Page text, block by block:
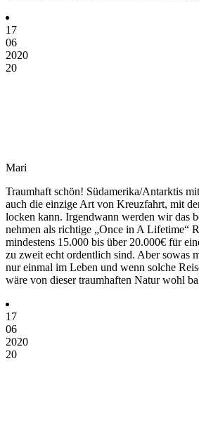
17
06
2020
20
Mari
Traumhaft schön! Südamerika/Antarktis
auch die einzige Art von Kreuzfahrt, mit
locken kann. Irgendwann werden wir das
nehmen als richtige „Once in A Lifetime“
mindestens 15.000 bis über 20.000€ für
zu zweit echt ordentlich sind. Aber sowas
nur einmal im Leben und wenn solche
wäre von dieser traumhaften Natur wohl
17
06
2020
20